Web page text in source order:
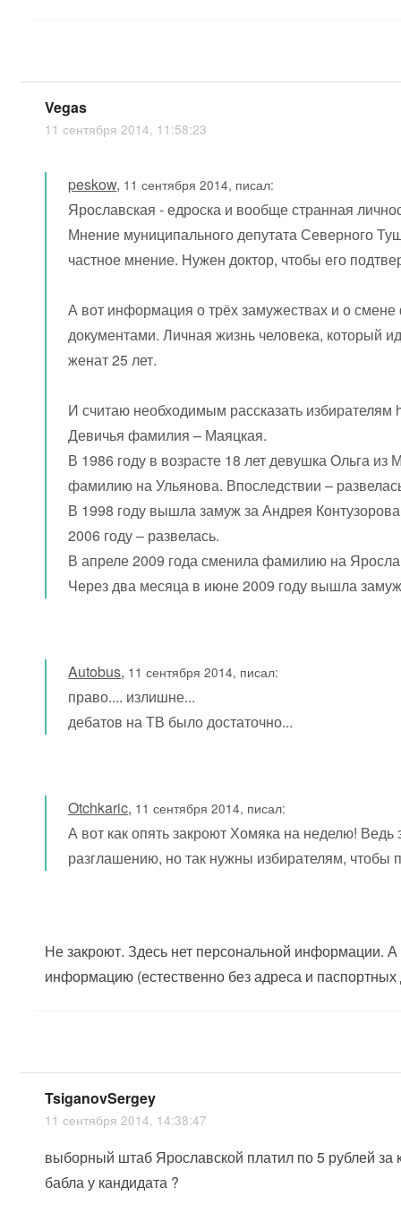
Vegas
11 сентября 2014, 11:58:23
peskow, 11 сентября 2014, писал:
Ярославская - едроска и вообще странная
Мнение муниципального депутата Северного
частное мнение. Нужен доктор, чтобы его
А вот информация о трёх замужествах и о
документами. Личная жизнь человека, который
женат 25 лет.
И считаю необходимым рассказать
Девичья фамилия – Маяцкая.
В 1986 году в возрасте 18 лет девушка Ольга
фамилию на Ульянова. Впоследствии –
В 1998 году вышла замуж за Андрея
2006 году – развелась.
В апреле 2009 года сменила фамилию на
Через два месяца в июне 2009 году вышла
Autobus, 11 сентября 2014, писал:
право.... излишне...
дебатов на ТВ было достаточно...
Otchkaric, 11 сентября 2014, писал:
А вот как опять закроют Хомяка на неделю!
разглашению, но так нужны избирателям, чтобы
Не закроют. Здесь нет персональной информации.
информацию (естественно без адреса и
TsiganovSergey
11 сентября 2014, 14:38:47
выборный штаб Ярославской платил по 5 рублей за
бабла у кандидата ?